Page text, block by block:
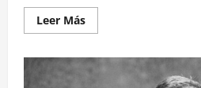
Leer MásLeer
más
Tras